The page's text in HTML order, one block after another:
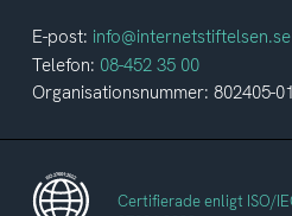
E-post: info@internetstiftelsen.se
Telefon: 08-452 35 00
Organisationsnummer: 802405-
Certifierade enligt ISO/